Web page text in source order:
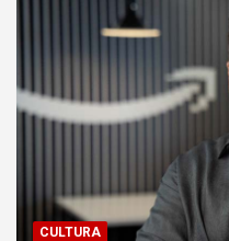
CULTURA